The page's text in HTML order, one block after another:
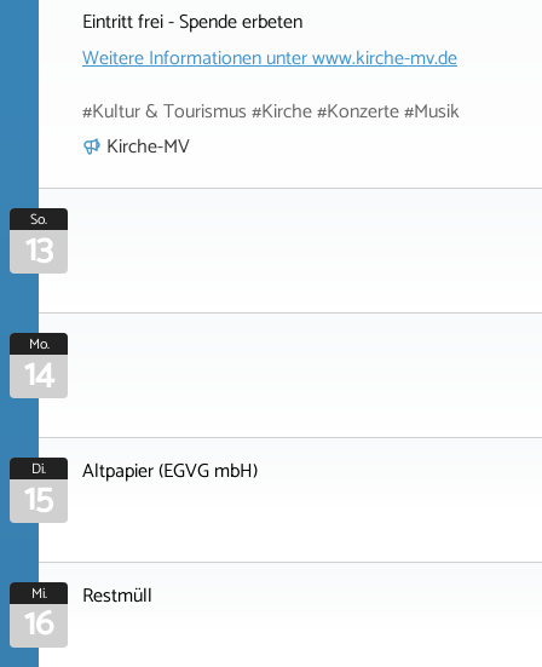
Eintritt frei - Spende erbeten
Weitere Informationen unterwww.kirche-mv.de
#Kultur & Tourismus #Kirche #Konzerte #Musik
Kirche-MV
So.
13
Mo.
14
Di.
15 Altpapier (EGVG mbH)
Mi.
16 Restmüll